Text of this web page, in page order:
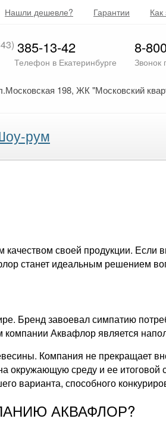
Нашли дешевле? Гарантии Как
385-13-42
Телефон в Екатеринбурге
8-
Звонок
198, ЖК "Московский
рум
своей продукции.
станет идеальным решением
Бренд завоевал симпатию
Аквафлор является
Компания не прекращает
окружающую среду и ее
варианта, способного
АКВАФЛОР?